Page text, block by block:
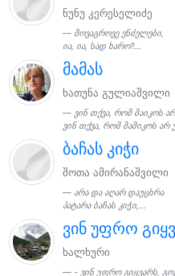
ნუნუ კერესელიძე
მოვაგროვე ენძელები,
ია, ია, სად ხარო?...
მამას
ხათუნა გულიაშვილი
ვინ თქვა, რომ მაიკოს
ვინ თქვა, რომ მამიკოს არ
ბაჩას კიჭი
შოთა ამირანაშვილი
არა და აღარ დაუცხრა
პატარა ბაჩას კიჭი,...
ვინ უფრო
ხალხური
- ვინ უფრო გიყვარს,